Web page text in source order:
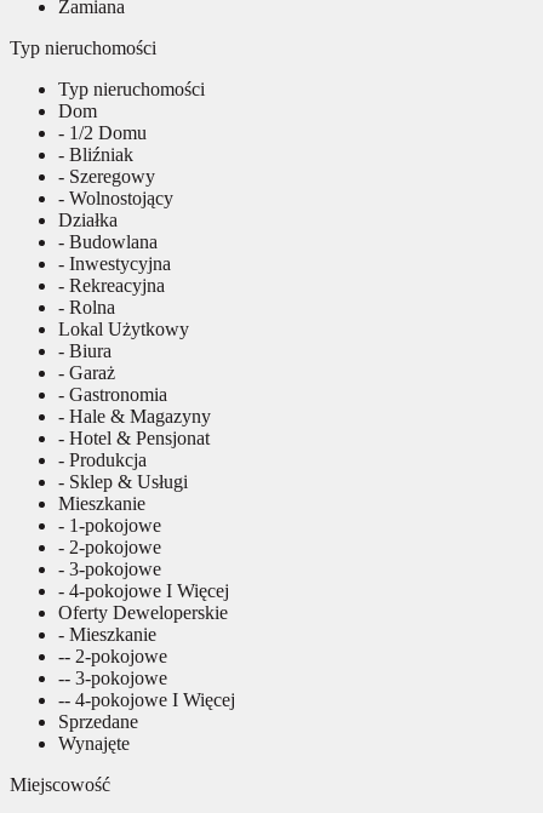
Zamiana
Typ nieruchomości
Typ nieruchomości
Dom
- 1/2 Domu
- Bliźniak
- Szeregowy
- Wolnostojący
Działka
- Budowlana
- Inwestycyjna
- Rekreacyjna
- Rolna
Lokal Użytkowy
- Biura
- Garaż
- Gastronomia
- Hale & Magazyny
- Hotel & Pensjonat
- Produkcja
- Sklep & Usługi
Mieszkanie
- 1-pokojowe
- 2-pokojowe
- 3-pokojowe
- 4-pokojowe I Więcej
Oferty Deweloperskie
- Mieszkanie
-- 2-pokojowe
-- 3-pokojowe
-- 4-pokojowe I Więcej
Sprzedane
Wynajęte
Miejscowość